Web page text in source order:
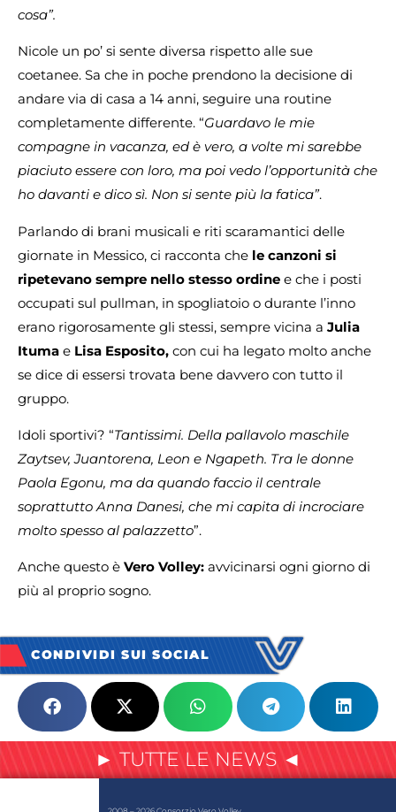
cosa”.
Nicole un po’ si sente diversa rispetto alle sue
coetanee. Sa che in poche prendono la decisione di
andare via di casa a 14 anni, seguire una routine
completamente differente. “Guardavo le mie
compagne in vacanza, ed è vero, a volte mi sarebbe
piaciuto essere con loro, ma poi vedo l’opportunità che
ho davanti e dico sì. Non si sente più la fatica”.
Parlando di brani musicali e riti scaramantici delle
giornate in Messico, ci racconta che le canzoni si
ripetevano sempre nello stesso ordine e che i posti
occupati sul pullman, in spogliatoio o durante l’inno
erano rigorosamente gli stessi, sempre vicina a Julia
Ituma e Lisa Esposito, con cui ha legato molto anche
se dice di essersi trovata bene davvero con tutto il
gruppo.
Idoli sportivi? “Tantissimi. Della pallavolo maschile
Zaytsev, Juantorena, Leon e Ngapeth. Tra le donne
Paola Egonu, ma da quando faccio il centrale
soprattutto Anna Danesi, che mi capita di incrociare
molto spesso al palazzetto”.
Anche questo è Vero Volley: avvicinarsi ogni giorno di
più al proprio sogno.
CONDIVIDI SUI SOCIAL
► TUTTE LE NEWS ◄